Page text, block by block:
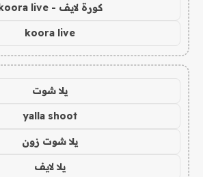
كورة لايف - koora live
koora live
يلا شوت
yalla shoot
يلا شوت زون
يلا لايف